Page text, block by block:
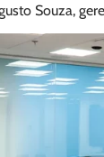
Souza,